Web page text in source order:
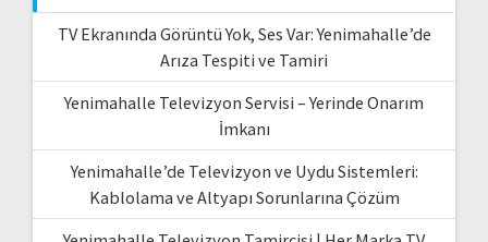
TV Ekranında Görüntü Yok, Ses Var: Yenimahalle’de
Arıza Tespiti ve Tamiri
Yenimahalle Televizyon Servisi – Yerinde Onarım
İmkanı
Yenimahalle’de Televizyon ve Uydu Sistemleri:
Kablolama ve Altyapı Sorunlarına Çözüm